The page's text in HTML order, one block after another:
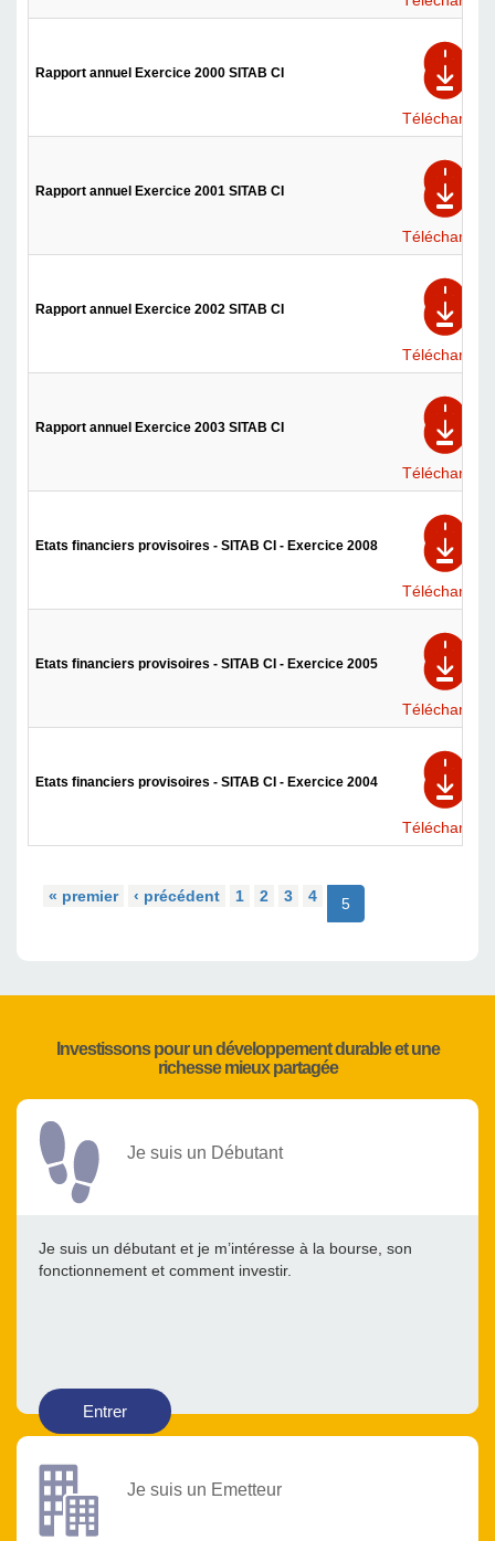
Rapport annuel Exercice 2000 SITAB CI
Télécharger
Rapport annuel Exercice 2001 SITAB CI
Télécharger
Rapport annuel Exercice 2002 SITAB CI
Télécharger
Rapport annuel Exercice 2003 SITAB CI
Télécharger
Etats financiers provisoires - SITAB CI - Exercice 2008
Télécharger
Etats financiers provisoires - SITAB CI - Exercice 2005
Télécharger
Etats financiers provisoires - SITAB CI - Exercice 2004
Télécharger
« premier ‹ précédent 1 2 3 4 5
Investissons pour un développement durable et une
richesse mieux partagée
Je suis un Débutant
Je suis un débutant et je m’intéresse à la bourse, son
fonctionnement et comment investir.
Entrer
Je suis un Emetteur